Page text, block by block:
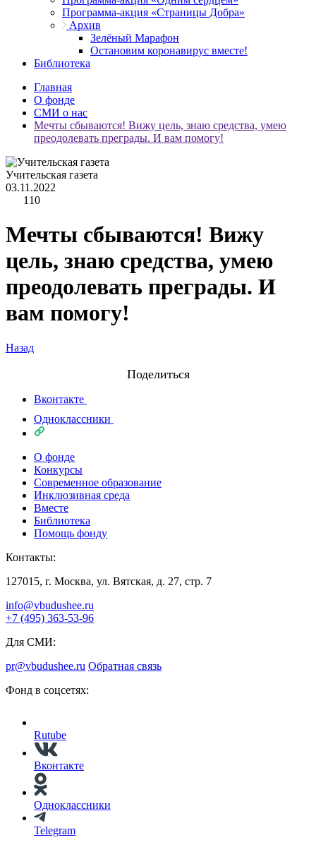
Программа-акция «Страницы Добра»
Архив
Зелёный Марафон
Остановим коронавирус вместе!
Библиотека
Главная
О фонде
СМИ о нас
Мечты сбываются! Вижу цель, знаю средства, умею
преодолевать преграды. И вам помогу!
Учительская газета
03.11.2022
110
Мечты сбываются! Вижу
цель, знаю средства, умею
преодолевать преграды. И
вам помогу!
Назад
Поделиться
Вконтакте
Одноклассники
О фонде
Конкурсы
Современное образование
Инклюзивная среда
Вместе
Библиотека
Помощь фонду
Контакты:
127015, г. Москва, ул. Вятская, д. 27, стр. 7
info@vbudushee.ru
+7 (495) 363-53-96
Для СМИ:
pr@vbudushee.ru Обратная связь
Фонд в соцсетях:
Rutube
Вконтакте
Одноклассники
Telegram